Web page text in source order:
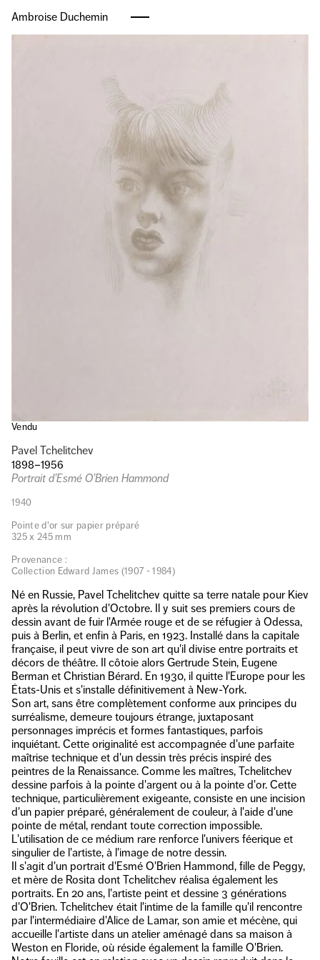
Ambroise Duchemin
Vendu
Pavel Tchelitchev
1898–1956
Portrait d’Esmé O’Brien Hammond
1940
Pointe d'or sur papier préparé
325 x 245 mm
Provenance :
Collection Edward James (1907 - 1984)
Né en Russie, Pavel Tchelitchev quitte sa terre natale pour Kiev
après la révolution d'Octobre. Il y suit ses premiers cours de
dessin avant de fuir l'Armée rouge et de se réfugier à Odessa,
puis à Berlin, et enfin à Paris, en 1923. Installé dans la capitale
française, il peut vivre de son art qu'il divise entre portraits et
décors de théâtre. Il côtoie alors Gertrude Stein, Eugene
Berman et Christian Bérard. En 1930, il quitte l'Europe pour les
États-Unis et s'installe définitivement à New-York.
Son art, sans être complètement conforme aux principes du
surréalisme, demeure toujours étrange, juxtaposant
personnages imprécis et formes fantastiques, parfois
inquiétant. Cette originalité est accompagnée d'une parfaite
maîtrise technique et d'un dessin très précis inspiré des
peintres de la Renaissance. Comme les maîtres, Tchelitchev
dessine parfois à la pointe d'argent ou à la pointe d'or. Cette
technique, particulièrement exigeante, consiste en une incision
d'un papier préparé, généralement de couleur, à l'aide d'une
pointe de métal, rendant toute correction impossible.
L'utilisation de ce médium rare renforce l'univers féerique et
singulier de l'artiste, à l'image de notre dessin.
Il s'agit d'un portrait d'Esmé O'Brien Hammond, fille de Peggy,
et mère de Rosita dont Tchelitchev réalisa également les
portraits. En 20 ans, l'artiste peint et dessine 3 générations
d'O'Brien. Tchelitchev était l'intime de la famille qu'il rencontre
par l'intermédiaire d'Alice de Lamar, son amie et mécène, qui
accueille l'artiste dans un atelier aménagé dans sa maison à
Weston en Floride, où réside également la famille O'Brien.